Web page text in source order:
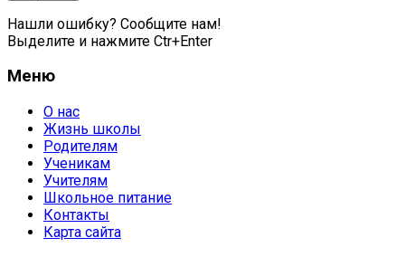
Нашли ошибку? Сообщите нам!
Выделите и нажмите Ctr+Enter
Меню
О нас
Жизнь школы
Родителям
Ученикам
Учителям
Школьное питание
Контакты
Карта сайта